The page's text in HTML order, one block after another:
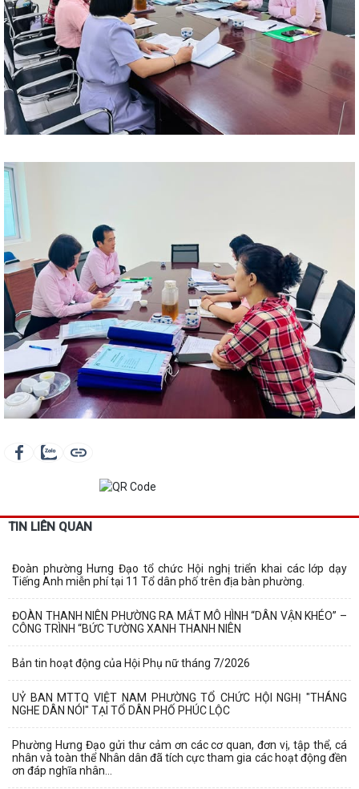
TIN LIÊN QUAN
Đoàn phường Hưng Đạo tổ chức Hội nghị triển khai các lớp dạy
Tiếng Anh miễn phí tại 11 Tổ dân phố trên địa bàn phường.
ĐOÀN THANH NIÊN PHƯỜNG RA MẮT MÔ HÌNH “DÂN VẬN KHÉO” –
CÔNG TRÌNH “BỨC TƯỜNG XANH THANH NIÊN
Bản tin hoạt động của Hội Phụ nữ tháng 7/2026
UỶ BAN MTTQ VIỆT NAM PHƯỜNG TỔ CHỨC HỘI NGHỊ "THÁNG
NGHE DÂN NÓI" TẠI TỔ DÂN PHỐ PHÚC LỘC
Phường Hưng Đạo gửi thư cảm ơn các cơ quan, đơn vị, tập thể, cá
nhân và toàn thể Nhân dân đã tích cực tham gia các hoạt động đền
ơn đáp nghĩa nhân...